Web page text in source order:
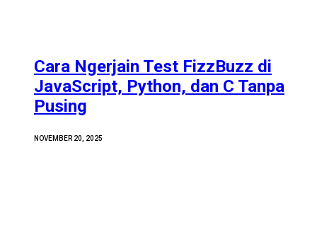
Cara Ngerjain Test FizzBuzz di
JavaScript, Python, dan C Tanpa
Pusing
NOVEMBER 20, 2025